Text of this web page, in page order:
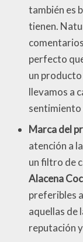
también es
tienen.
perfecto
un producto
llevamos a
sentimiento
Marca del
atención a
un filtro de
Alacena
preferibles
aquellas de
reputación